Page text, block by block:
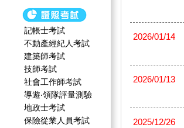
記帳士考試
不動產經紀人考試
建築師考試
技師考試
社會工作師‍考試
導遊‧領隊評量測驗
地政士考試
保險從業人員考試
2026/01/14
2026/01/13
2025/12/26